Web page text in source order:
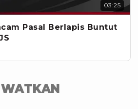
03:25
Pasal Berlapis Buntut